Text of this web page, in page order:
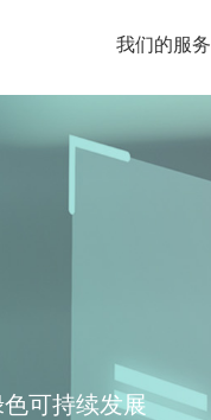
我们的服务
可持续发展